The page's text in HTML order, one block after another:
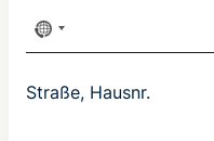
Straße, Hausnr.